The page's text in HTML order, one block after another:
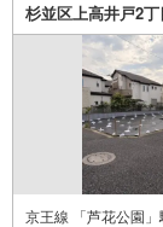
杉並区上高井戸2丁
京王線 「芦花公園